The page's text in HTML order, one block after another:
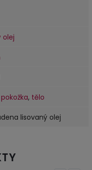
olej
pokožka, tělo
lisovaný olej